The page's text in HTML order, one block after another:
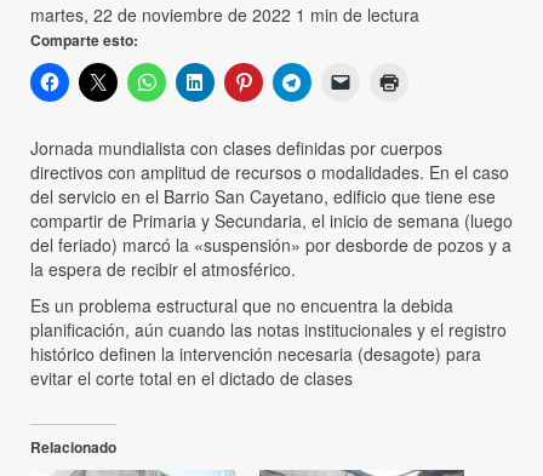
martes, 22 de noviembre de 2022 1 min de lectura
Comparte esto:
Jornada mundialista con clases definidas por cuerpos
directivos con amplitud de recursos o modalidades. En el caso
del servicio en el Barrio San Cayetano, edificio que tiene ese
compartir de Primaria y Secundaria, el inicio de semana (luego
del feriado) marcó la «suspensión» por desborde de pozos y a
la espera de recibir el atmosférico.
Es un problema estructural que no encuentra la debida
planificación, aún cuando las notas institucionales y el registro
histórico definen la intervención necesaria (desagote) para
evitar el corte total en el dictado de clases
Relacionado